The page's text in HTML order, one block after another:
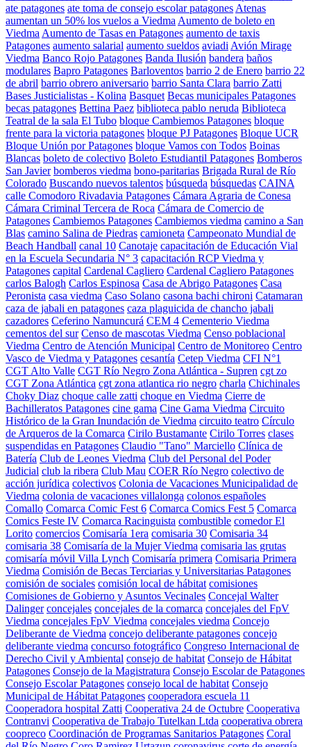
ate patagones ate toma de consejo escolar patagones Atenas
aumentan un 50% los vuelos a Viedma Aumento de boleto en
Viedma Aumento de Tasas en Patagones aumento de taxis
Patagones aumento salarial aumento sueldos aviadi Avión Mirage
Viedma Banco Rojo Patagones Banda Ilusión bandera baños
modulares Bapro Patagones Barloventos barrio 2 de Enero barrio 22
de abril barrio obrero aniversario barrio Santa Clara barrio Zatti
Bases Justicialistas - Kolina Basquet Becas municipales Patagones
becas patagones Bettina Paez biblioteca pablo neruda Biblioteca
Teatral de la sala El Tubo bloque Cambiemos Patagones bloque
frente para la victoria patagones bloque PJ Patagones Bloque UCR
Bloque Unión por Patagones bloque Vamos con Todos Boinas
Blancas boleto de colectivo Boleto Estudiantil Patagones Bomberos
San Javier bomberos viedma bono-paritarias Brigada Rural de Río
Colorado Buscando nuevos talentos búsqueda búsquedas CAINA
calle Comodoro Rivadavia Patagones Cámara Agraria de Conesa
Cámara Criminal Tercera de Roca Cámara de Comercio de
Patagones Cambiemos Patagones Cambiemos viedma camino a San
Blas camino Salina de Piedras camioneta Campeonato Mundial de
Beach Handball canal 10 Canotaje capacitación de Educación Vial
en la Escuela Secundaria N° 3 capacitación RCP Viedma y
Patagones capital Cardenal Cagliero Cardenal Cagliero Patagones
carlos Balogh Carlos Espinosa Casa de Abrigo Patagones Casa
Peronista casa viedma Caso Solano casona bachi chironi Catamaran
caza de jabali en patagones caza plaguicida de chancho jabali
cazadores Ceferino Namuncurá CEM 4 Cementerio Viedma
cementos del sur Censo de mascotas Viedma Censo poblacional
Viedma Centro de Atención Municipal Centro de Monitoreo Centro
Vasco de Viedma y Patagones cesantía Cetep Viedma CFI N°1
CGT Alto Valle CGT Río Negro Zona Atlántica - Supren cgt zo
CGT Zona Atlántica cgt zona atlantica rio negro charla Chichinales
Choky Diaz choque calle zatti choque en Viedma Cierre de
Bachilleratos Patagones cine gama Cine Gama Viedma Circuito
Histórico de la Gran Inundación de Viedma circuito teatro Círculo
de Arqueros de la Comarca Cirilo Bustamante Cirilo Torres clases
suspendidas en Patagones Claudio "Tano" Marciello Clínica de
Batería Club de Leones Viedma Club del Personal del Poder
Judicial club la ribera Club Mau COER Río Negro colectivo de
acción jurídica colectivos Colonia de Vacaciones Municipalidad de
Viedma colonia de vacaciones villalonga colonos españoles
Comallo Comarca Comic Fest 6 Comarca Comics Fest 5 Comarca
Comics Feste IV Comarca Racinguista combustible comedor El
Lorito comercios Comisaría 1era comisaria 30 Comisaria 34
comisaria 38 Comisaría de la Mujer Viedma comisaria las grutas
comisaría móvil Villa Lynch Comisaría primera Comisaria Primera
Viedma Comisión de Becas Terciarias y Universitarias Patagones
comisión de sociales comisión local de hábitat comisiones
Comisiones de Gobierno y Asuntos Vecinales Concejal Walter
Dalinger concejales concejales de la comarca concejales del FpV
Viedma concejales FpV Viedma concejales viedma Concejo
Deliberante de Viedma concejo deliberante patagones concejo
deliberante viedma concurso fotográfico Congreso Internacional de
Derecho Civil y Ambiental consejo de habitat Consejo de Hábitat
Patagones Consejo de la Magistratura Consejo Escolar de Patagones
Consejo Escolar Patagones consejo local de habitat Consejo
Municipal de Hábitat Patagones cooperadora escuela 11
Cooperadora hospital Zatti Cooperativa 24 de Octubre Cooperativa
Contranvi Cooperativa de Trabajo Tutelkan Ltda cooperativa obrera
coopreco Coordinación de Programas Sanitarios Patagones Coral